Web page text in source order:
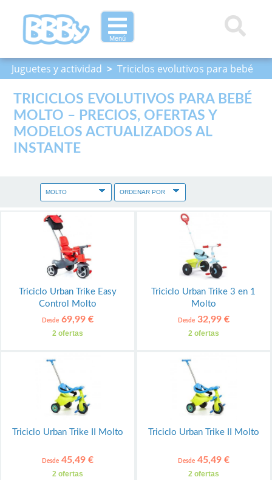
Menú
Juguetes y actividad > Triciclos evolutivos para bebé
TRICICLOS EVOLUTIVOS PARA BEBÉ
MOLTO – PRECIOS, OFERTAS Y
MODELOS ACTUALIZADOS AL
INSTANTE
Triciclo Urban Trike Easy
Control Molto
Desde 69,99 €
2 ofertas
Triciclo Urban Trike 3 en 1
Molto
Desde32,99 €
2 ofertas
Triciclo Urban Trike II Molto
Desde 45,49 €
2 ofertas
Triciclo Urban Trike II Molto
Desde45,49 €
2 ofertas